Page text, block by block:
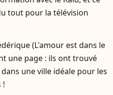
tout pour la télévision
(L'amour est dans le
une page : ils ont trouvé
une ville idéale pour les
!